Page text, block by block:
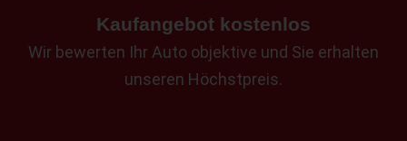
Kaufangebot kostenlos
Wir bewerten Ihr Auto objektive und Sie erhalten
unseren Höchstpreis.